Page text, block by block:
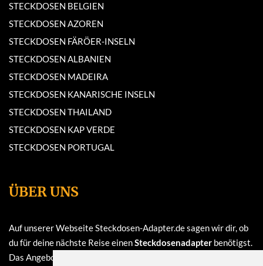
STECKDOSEN BELGIEN
STECKDOSEN AZOREN
STECKDOSEN FÄRÖER-INSELN
STECKDOSEN ALBANIEN
STECKDOSEN MADEIRA
STECKDOSEN KANARISCHE INSELN
STECKDOSEN THAILAND
STECKDOSEN KAP VERDE
STECKDOSEN PORTUGAL
ÜBER UNS
Auf unserer Webseite Steckdosen-Adapter.de sagen wir dir, ob
du für deine nächste Reise einenSteckdosenadapter benötigst.
Das Angebot auf dieser Webseite ist